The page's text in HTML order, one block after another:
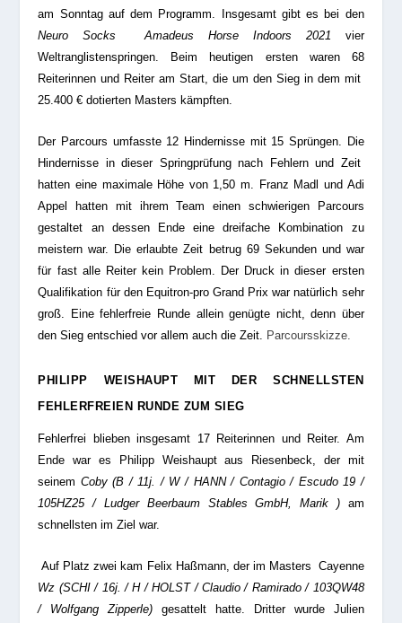
am Sonntag auf dem Programm. Insgesamt gibt es bei den
Neuro Socks Amadeus Horse Indoors 2021 vier
Weltranglistenspringen. Beim heutigen ersten waren 68
Reiterinnen und Reiter am Start, die um den Sieg in dem mit
25.400 € dotierten Masters kämpften.
Der Parcours umfasste 12 Hindernisse mit 15 Sprüngen. Die
Hindernisse in dieser Springprüfung nach Fehlern und Zeit
hatten eine maximale Höhe von 1,50 m. Franz Madl und Adi
Appel hatten mit ihrem Team einen schwierigen Parcours
gestaltet an dessen Ende eine dreifache Kombination zu
meistern war. Die erlaubte Zeit betrug 69 Sekunden und war
für fast alle Reiter kein Problem. Der Druck in dieser ersten
Qualifikation für den Equitron-pro Grand Prix war natürlich sehr
groß. Eine fehlerfreie Runde allein genügte nicht, denn über
den Sieg entschied vor allem auch die Zeit. Parcoursskizze.
PHILIPP WEISHAUPT MIT DER SCHNELLSTEN
FEHLERFREIEN RUNDE ZUM SIEG
Fehlerfrei blieben insgesamt 17 Reiterinnen und Reiter. Am
Ende war es Philipp Weishaupt aus Riesenbeck, der mit
seinem Coby (B / 11j. / W / HANN / Contagio / Escudo 19 /
105HZ25 / Ludger Beerbaum Stables GmbH, Marik )am
schnellsten im Ziel war.
Auf Platz zwei kam Felix Haßmann, der im Masters Cayenne
Wz (SCHI / 16j. / H / HOLST / Claudio / Ramirado / 103QW48
/ Wolfgang Zipperle) gesattelt hatte. Dritter wurde Julien